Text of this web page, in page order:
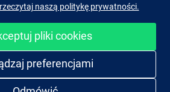
naszą politykę prywatności.
pliki cookies
preferencjami